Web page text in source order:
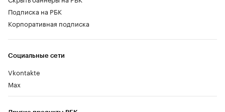
Социальные сети
Vkontakte
Max
Подписка на РБК
Корпоративная подписка